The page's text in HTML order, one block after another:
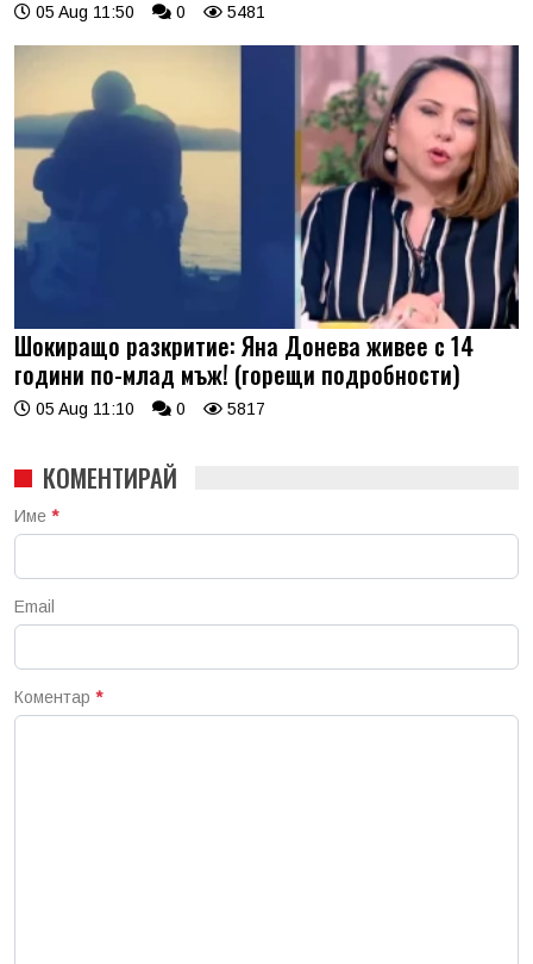
05 Aug 11:50 0 5481
Шокиращо разкритие: Яна Донева живее с 14
години по-млад мъж! (горещи подробности)
05 Aug 11:10 0 5817
КОМЕНТИРАЙ
Име *
Email
Коментар *